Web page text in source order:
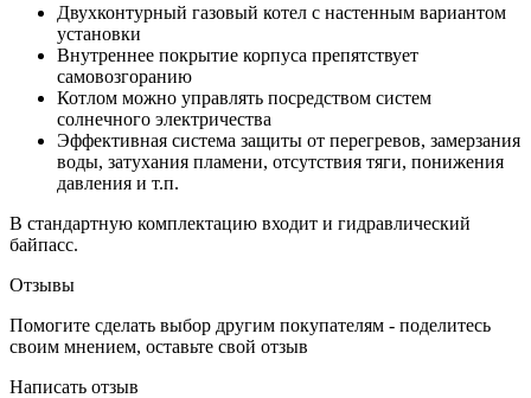
Двухконтурный газовый котел с настенным вариантом
установки
Внутреннее покрытие корпуса препятствует
самовозгоранию
Котлом можно управлять посредством систем
солнечного электричества
Эффективная система защиты от перегревов, замерзания
воды, затухания пламени, отсутствия тяги, понижения
давления и т.п.
В стандартную комплектацию входит и гидравлический
байпасс.
Отзывы
Помогите сделать выбор другим покупателям - поделитесь
своим мнением, оставьте свой отзыв
Написать отзыв